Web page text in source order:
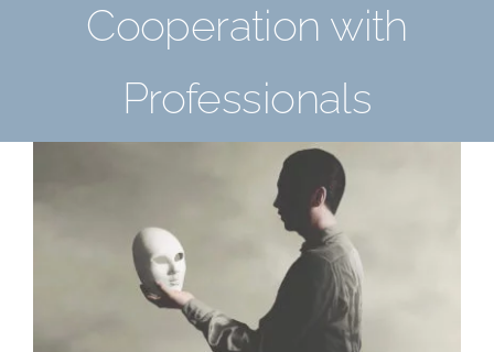
Cooperation with
Professionals